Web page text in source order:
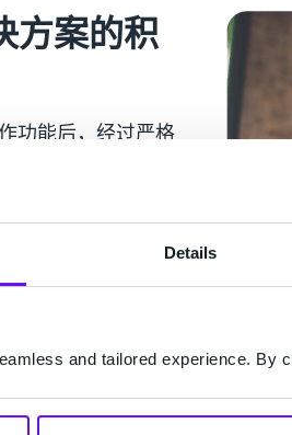
Details
and tailored experience. By
案的积
功能后，经过严格
务商。
本已经在使用
后，现在他们可
创建交易、